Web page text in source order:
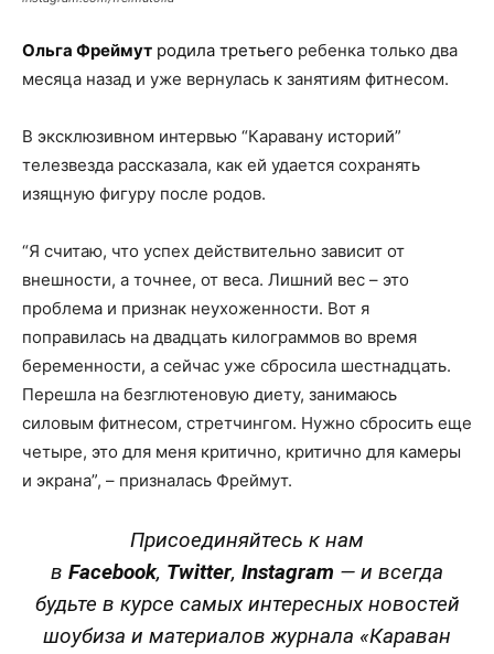
Ольга Фреймут родила третьего ребенка только два
месяца назад и уже вернулась к занятиям фитнесом.
В эксклюзивном интервью “Каравану историй”
телезвезда рассказала, как ей удается сохранять
изящную фигуру после родов.
“Я считаю, что успех действительно зависит от
внешности, а точнее, от веса. Лишний вес – это
проблема и признак неухоженности. Вот я
поправилась на двадцать килограммов во время
беременности, а сейчас уже сбросила шестнадцать.
Перешла на безглютеновую диету, занимаюсь
силовым фитнесом, стретчингом. Нужно сбросить еще
четыре, это для меня критично, критично для камеры
и экрана”, – призналась Фреймут.
Присоединяйтесь к нам
в Facebook, Twitter, Instagram — и всегда
будьте в курсе самых интересных новостей
шоубиза и материалов журнала «Караван